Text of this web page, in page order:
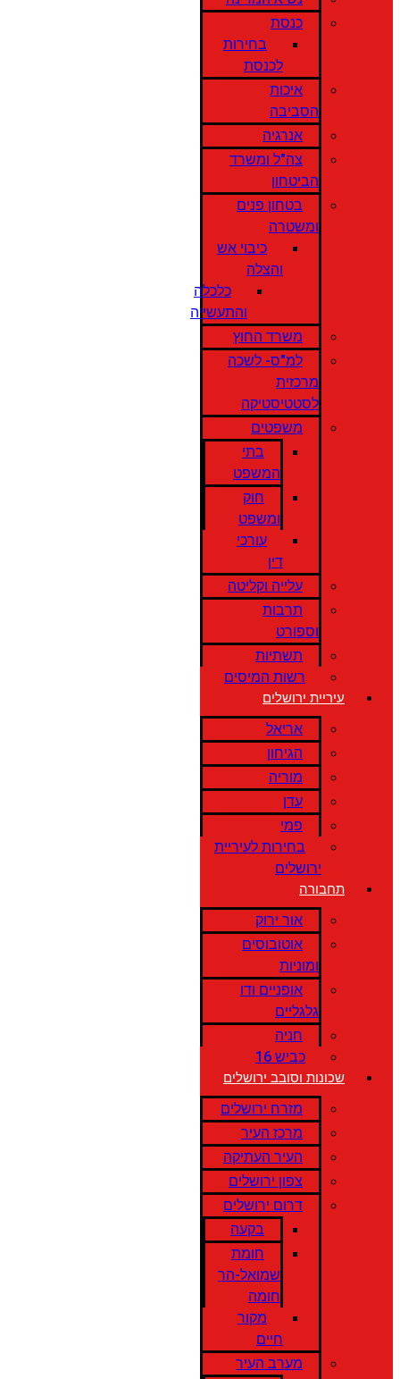
כנסת
בחירות
לכנסת
איכות
הסביבה
אנרגיה
צה"ל ומשרד
הביטחון
בטחון פנים
ומשטרה
כיבוי אש
והצלה
כלכלה
והתעשייה
משרד החוץ
למ"ס- לשכה
מרכזית
לסטטיסטיקה
משפטים
בתי
המשפט
חוק
ומשפט
עורכי
דין
עלייה וקליטה
תרבות
וספורט
תשתיות
רשות המיסים
עיריית ירושלים
אריאל
הגיחון
מוריה
עדן
פמי
בחירות לעיריית
ירושלים
תחבורה
אור ירוק
אוטובוסים
ומוניות
אופניים ודו
גלגליים
חניה
כביש 16
שכונות וסובב ירושלים
מזרח ירושלים
מרכז העיר
העיר העתיקה
צפון ירושלים
דרום ירושלים
בקעה
חומת
שמואל-הר
חומה
מקור
חיים
מערב העיר